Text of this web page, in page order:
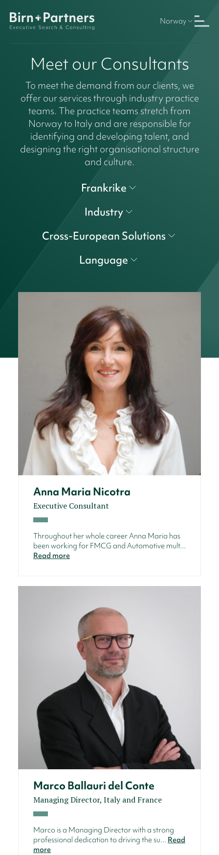
Norway
Meet our Consultants
To meet the demand from our clients, we
offer our services through industry practice
teams. The practice teams stretch from
Norway to Italy and are responsible for
identifying and developing talent, and
designing the right organisational structure
and culture.
Frankrike
Industry
Cross-European Solutions
Language
Anna Maria Nicotra
Executive Consultant
Throughout her whole career Anna Maria has
been working for FMCG and Automotive mult...
Read more
Marco Ballauri del Conte
Managing Director, Italy and France
Marco is a Managing Director with a strong
professional dedication to driving the su... Read
more